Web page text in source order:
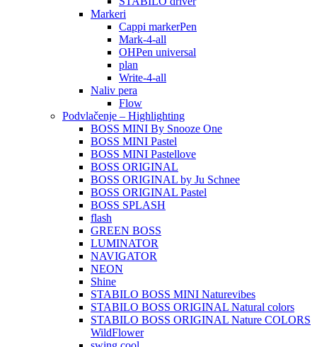
Markeri
Cappi markerPen
Mark-4-all
OHPen universal
plan
Write-4-all
Naliv pera
Flow
Podvlačenje – Highlighting
BOSS MINI By Snooze One
BOSS MINI Pastel
BOSS MINI Pastellove
BOSS ORIGINAL
BOSS ORIGINAL by Ju Schnee
BOSS ORIGINAL Pastel
BOSS SPLASH
flash
GREEN BOSS
LUMINATOR
NAVIGATOR
NEON
Shine
STABILO BOSS MINI Naturevibes
STABILO BOSS ORIGINAL Natural colors
STABILO BOSS ORIGINAL Nature COLORS
WildFlower